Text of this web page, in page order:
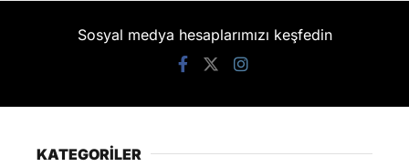
Sosyal medya hesaplarımızı keşfedin
KATEGORİLER